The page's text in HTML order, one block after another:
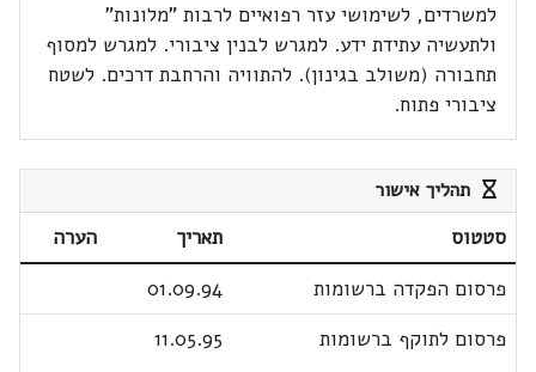
למשרדים, לשימושי עזר רפואיים לרבות "מלונות"
ולתעשיה עתידת ידע. למגרש לבנין ציבורי. למגרש למסוף
תחבורה (משולב בגינון). להתוויה והרחבת דרכים. לשטח
ציבורי פתוח.
תהליך אישור
סטטוס תאריך
הערה
פרסום הפקדה ברשומות
01.09.94
פרסום לתוקף ברשומות
11.05.95